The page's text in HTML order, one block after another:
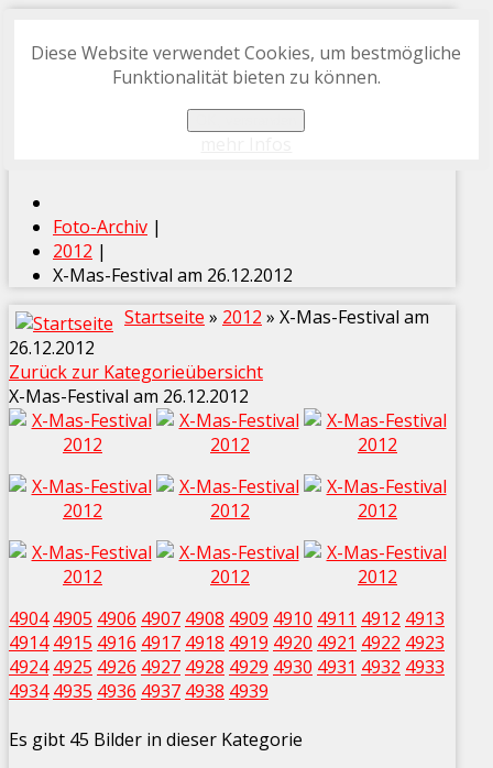
Diese Website verwendet Cookies, um bestmögliche
Funktionalität bieten zu können.
START
Foto-Archiv |
2012 |
X-Mas-Festival am 26.12.2012
Startseite » 2012 » X-Mas-Festival am
26.12.2012
Zurück zur Kategorieübersicht
X-Mas-Festival am 26.12.2012
4904 4905 4906 4907 4908 4909 4910 4911 4912 4913
4914 4915 4916 4917 4918 4919 4920 4921 4922 4923
4924 4925 4926 4927 4928 4929 4930 4931 4932 4933
4934 4935 4936 4937 4938 4939
Es gibt 45 Bilder in dieser Kategorie